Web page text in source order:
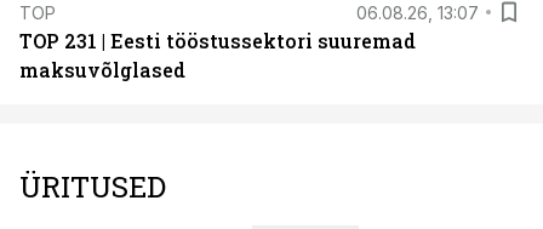
TOP 06.08.26, 13:07
TOP 231 | Eesti tööstussektori suuremad
maksuvõlglased
ÜRITUSED